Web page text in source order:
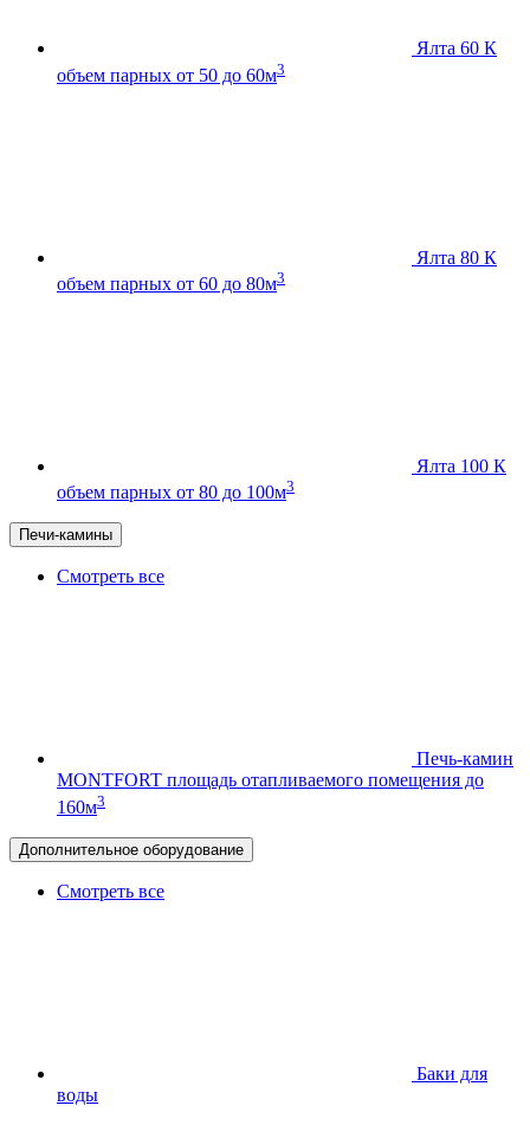
Ялта 60 К
объем парных от 50 до 60м3
Ялта 80 К
объем парных от 60 до 80м3
Ялта 100 К
объем парных от 80 до 100м3
Печи-камины
Смотреть все
Печь-камин
MONTFORT площадь отапливаемого помещения до
160м3
Дополнительное оборудование
Смотреть все
Баки для
воды